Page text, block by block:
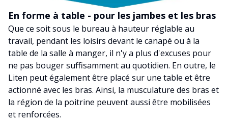
En forme à table - pour les jambes et les bras
Que ce soit sous le bureau à hauteur réglable au
travail, pendant les loisirs devant le canapé ou à la
table de la salle à manger, il n'y a plus d'excuses pour
ne pas bouger suffisamment au quotidien. En outre, le
Liten peut également être placé sur une table et être
actionné avec les bras. Ainsi, la musculature des bras et
la région de la poitrine peuvent aussi être mobilisées
et renforcées.